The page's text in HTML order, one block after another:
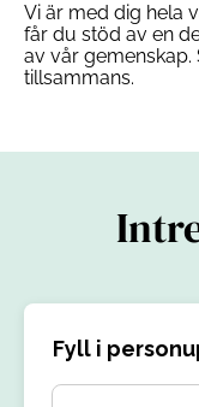
Vi är med dig hela
får du stöd av en
av vår
tillsammans.
Fyll i